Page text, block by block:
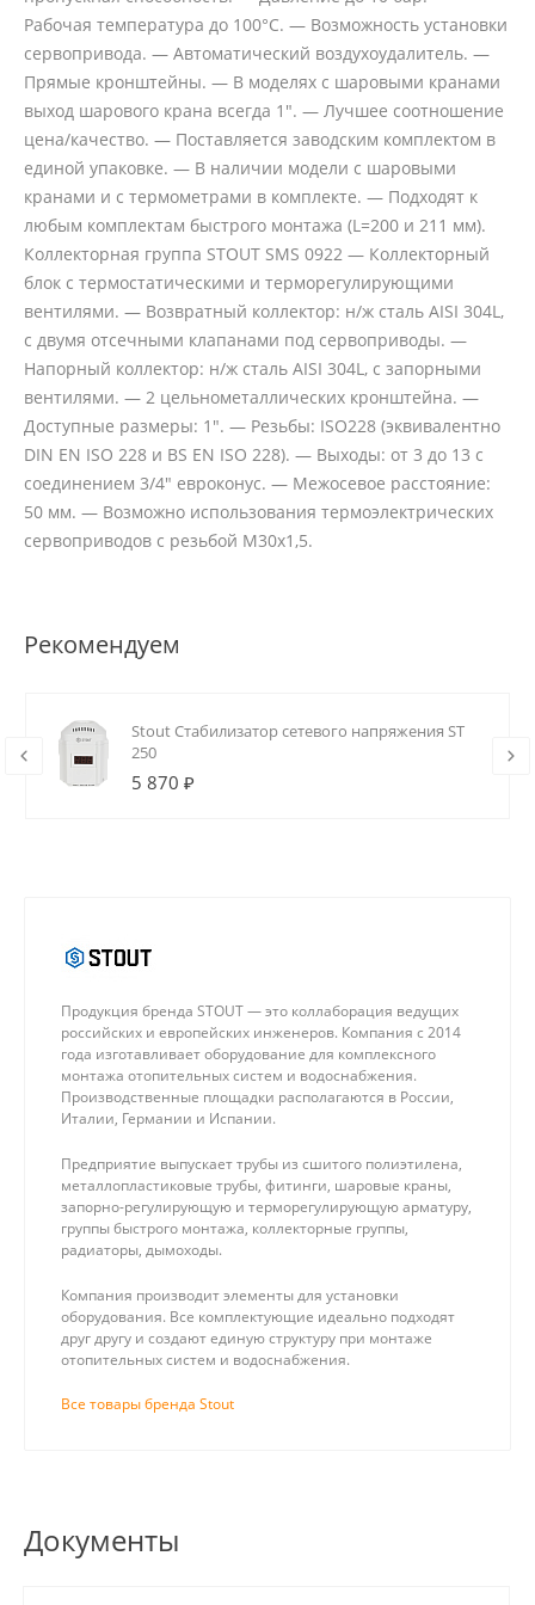
Рабочая температура до 100°С. — Возможность установки
сервопривода. — Автоматический воздухоудалитель. —
Прямые кронштейны. — В моделях с шаровыми кранами
выход шарового крана всегда 1". — Лучшее соотношение
цена/качество. — Поставляется заводским комплектом в
единой упаковке. — В наличии модели с шаровыми
кранами и с термометрами в комплекте. — Подходят к
любым комплектам быстрого монтажа (L=200 и 211 мм).
Коллекторная группа STOUT SMS 0922 — Коллекторный
блок с термостатическими и терморегулирующими
вентилями. — Возвратный коллектор: н/ж сталь AISI 304L,
с двумя отсечными клапанами под сервоприводы. —
Напорный коллектор: н/ж сталь AISI 304L, с запорными
вентилями. — 2 цельнометаллических кронштейна. —
Доступные размеры: 1". — Резьбы: ISO228 (эквивалентно
DIN EN ISO 228 и BS EN ISO 228). — Выходы: от 3 до 13 с
соединением 3/4" евроконус. — Межосевое расстояние:
50 мм. — Возможно использования термоэлектрических
сервоприводов с резьбой М30х1,5.
Рекомендуем
Stout Стабилизатор сетевого напряжения ST
250
5 870 ₽
Продукция бренда STOUT — это коллаборация ведущих
российских и европейских инженеров. Компания с 2014
года изготавливает оборудование для комплексного
монтажа отопительных систем и водоснабжения.
Производственные площадки располагаются в России,
Италии, Германии и Испании.
Предприятие выпускает трубы из сшитого полиэтилена,
металлопластиковые трубы, фитинги, шаровые краны,
запорно-регулирующую и терморегулирующую арматуру,
группы быстрого монтажа, коллекторные группы,
радиаторы, дымоходы.
Компания производит элементы для установки
оборудования. Все комплектующие идеально подходят
друг другу и создают единую структуру при монтаже
отопительных систем и водоснабжения.
Все товары бренда Stout
Документы